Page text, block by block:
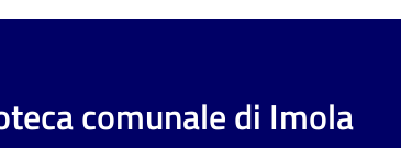
comunale di Imola